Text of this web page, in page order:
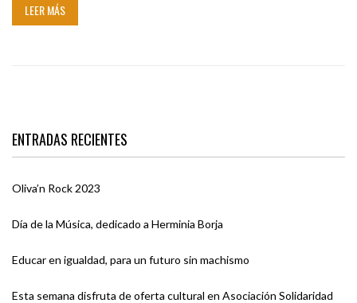
LEER MÁS
ENTRADAS RECIENTES
Oliva’n Rock 2023
Día de la Música, dedicado a Herminia Borja
Educar en igualdad, para un futuro sin machismo
Esta semana disfruta de oferta cultural en Asociación Solidaridad